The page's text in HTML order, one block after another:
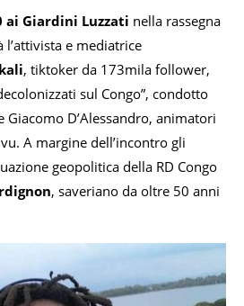
ai Giardini Luzzati nella rassegna
e mediatrice
, tiktoker da 173mila follower,
sul Congo”, condotto
D’Alessandro, animatori
A margine dell’incontro gli
geopolitica della RD Congo
, saveriano da oltre 50 anni